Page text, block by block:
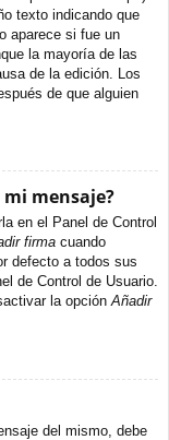
texto indicando que
aparece si fue un
la mayoría de las
de la edición. Los
de que alguien
mensaje?
en el Panel de Control
firma cuando
defecto a todos sus
de Control de Usuario.
la opciónAñadir
del mismo, debe